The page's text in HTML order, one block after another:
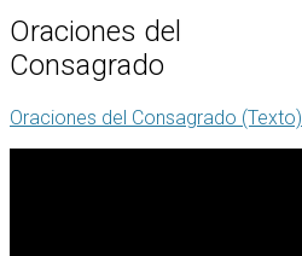
Oraciones del
Consagrado
Oraciones del Consagrado (Texto)